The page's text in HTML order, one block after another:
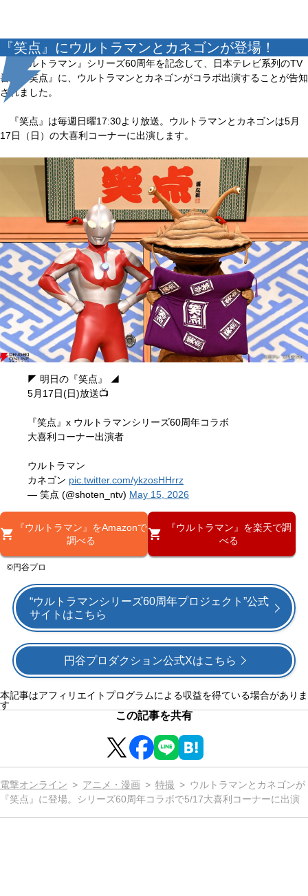
『笑点』にウルトラマンとカネゴンが登場！
『ウルトラマン』シリーズ60周年を記念して、日本テレビ系列のTV
番組『笑点』に、ウルトラマンとカネゴンがコラボ出演することが告知
されました。
『笑点』は毎週日曜17:30より放送。ウルトラマンとカネゴンは5月
17日（日）の大喜利コーナーに出演します。
◤ 明日の『笑点』 ◢
5月17日(日)放送📺
『笑点』x ウルトラマンシリーズ60周年コラボ
大喜利コーナー出演者
ウルトラマン
カネゴン pic.twitter.com/ykzosHHrrz
— 笑点 (@shoten_ntv) May 15, 2026
『ウルトラマン』をAmazonで
調べる
『ウルトラマン』を楽天で調
べる
©円谷プロ
“ウルトラマンシリーズ60周年プロジェクト”公式
サイトはこちら
円谷プロダクション公式Xはこちら
本記事はアフィリエイトプログラムによる収益を得ている場合がありま
す
この記事を共有
電撃オンライン アニメ・漫画 特撮
ウルトラマンとカネゴンが
『笑点』に登場。シリーズ60周年コラボで5/17大喜利コーナーに出演